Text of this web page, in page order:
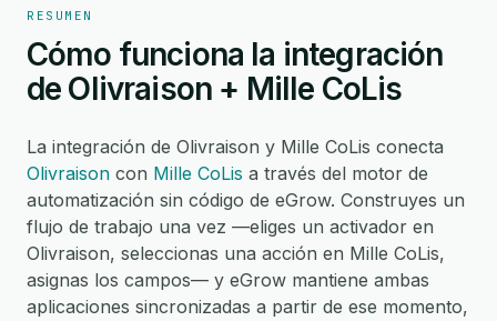
RESUMEN
Cómo funciona la integración
de Olivraison + Mille CoLis
La integración de Olivraison y Mille CoLis conecta
Olivraison con Mille CoLis a través del motor de
automatización sin código de eGrow. Construyes un
flujo de trabajo una vez —eliges un activador en
Olivraison, seleccionas una acción en Mille CoLis,
asignas los campos— y eGrow mantiene ambas
aplicaciones sincronizadas a partir de ese momento,